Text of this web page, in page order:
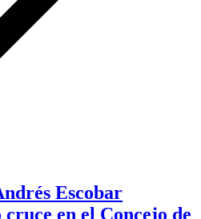
Escobar
en el Concejo de